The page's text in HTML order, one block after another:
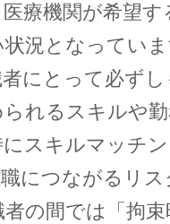
療機関が希望
況となってい
にとって必ず
れるスキルや
スキルマッチ
につながるリ
の間では「拘